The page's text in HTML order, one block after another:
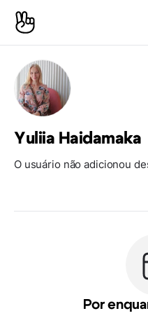
Yuliia Haidamaka
O usuário não adicionou
Por